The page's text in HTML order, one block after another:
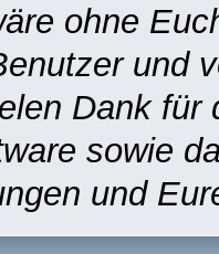
ohne
und
Dank für
sowie
und